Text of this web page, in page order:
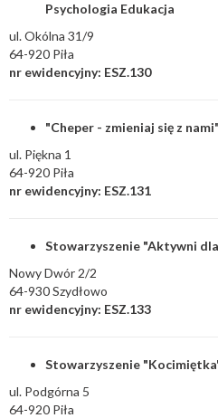
Psychologia Edukacja
ul. Okólna 31/9
64-920 Piła
nr ewidencyjny: ESZ.130
"Cheper - zmieniaj się z nami"
ul. Piękna 1
64-920 Piła
nr ewidencyjny: ESZ.131
Stowarzyszenie "Aktywni
Nowy Dwór 2/2
64-930 Szydłowo
nr ewidencyjny: ESZ.133
Stowarzyszenie
ul. Podgórna 5
64-920 Piła